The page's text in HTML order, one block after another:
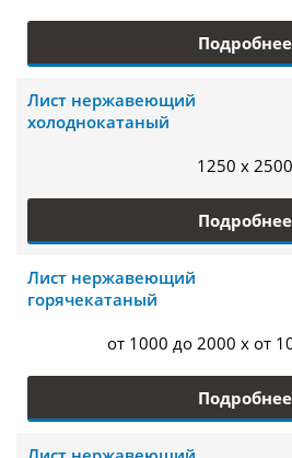
Подробнее
Лист нержавеющий
холоднокатаный
1250 x 2500
Подробнее
Лист нержавеющий
горячекатаный
от 1000 до 2000 x от
Подробнее